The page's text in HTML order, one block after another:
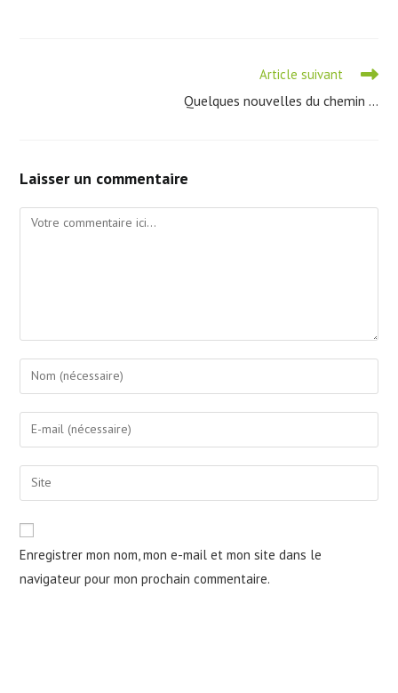
Article suivant
Quelques nouvelles du chemin …
Laisser un commentaire
Comment
Enter
your
name
comment
Enter
your
email
address
comment
Saisir
l’URL
de
votre
site
(facultatif)
Enregistrer mon nom, mon e-mail et mon site dans le
navigateur pour mon prochain commentaire.